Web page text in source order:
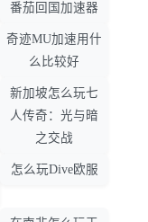
番茄回国加速器
奇迹MU加速用什
么比较好
新加坡怎么玩七
人传奇：光与暗
之交战
怎么玩Dive欧服